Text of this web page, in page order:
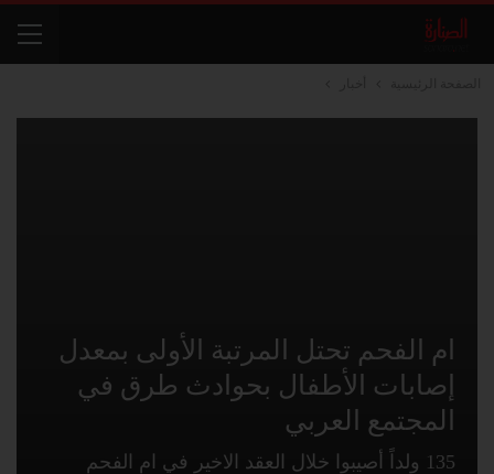
ام الفحم تحتل المرتبة الأولى بمعدل
إصابات الأطفال بحوادث طرق في
المجتمع العربي
135 ولداً أصيبوا خلال العقد الاخير في ام الفحم